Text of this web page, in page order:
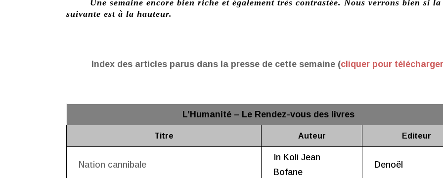
Une semaine encore bien riche et également très contrastée. Nous verrons bien si la
suivante est à la hauteur.
Index des articles parus dans la presse de cette semaine (cliquer pour télécharger
L’Humanité – Le Rendez-vous des livres
Titre Auteur Editeur
Nation cannibale
In Koli Jean
Bofane
Denoël